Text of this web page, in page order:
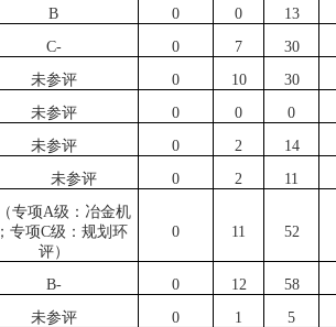
B 0 0 13
C- 0 7 30
未参评 0 10 30
未参评 0 0 0
未参评 0 2 14
未参评 0 2 11
专项A级：冶金机
专项C级：规划环
评）
0 11 52
B- 0 12 58
未参评 0 1 5